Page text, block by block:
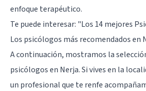
enfoque terapéutico.
Te puede interesar: "Los 14 mejores
Los psicólogos más recomendados en
A continuación, mostramos la
psicólogos en Nerja. Si vives en la
un profesional que te renfe